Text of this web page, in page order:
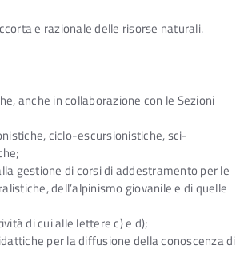
e razionale delle risorse naturali.
anche in collaborazione con le Sezioni
ciclo-escursionistiche, sci-
gestione di corsi di addestramento per le
dell’alpinismo giovanile e di quelle
di cui alle lettere c) e d);
per la diffusione della conoscenza di